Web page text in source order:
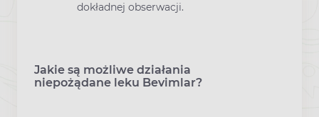
dokładnej obserwacji.
Jakie są możliwe działania
niepożądane leku Bevimlar?